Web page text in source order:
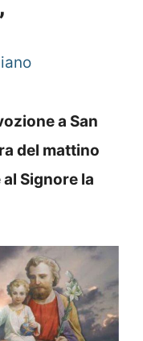
a San
del mattino
Signore la